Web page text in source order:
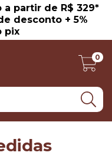
a partir de R$ 329*
desconto + 5%
pix
0